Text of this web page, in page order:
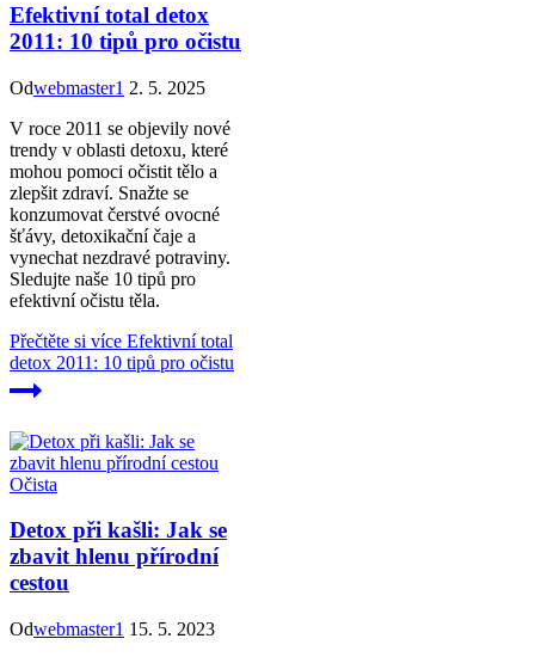
Efektivní total detox
2011: 10 tipů pro očistu
Odwebmaster1 2. 5. 2025
V roce 2011 se objevily nové
trendy v oblasti detoxu, které
mohou pomoci očistit tělo a
zlepšit zdraví. Snažte se
konzumovat čerstvé ovocné
šťávy, detoxikační čaje a
vynechat nezdravé potraviny.
Sledujte naše 10 tipů pro
efektivní očistu těla.
Přečtěte si více Efektivní total
detox 2011: 10 tipů pro očistu
Očista
Detox při kašli: Jak se
zbavit hlenu přírodní
cestou
Odwebmaster1 15. 5. 2023